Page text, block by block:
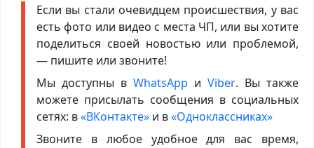
Если вы стали очевидцем происшествия, у вас
есть фото или видео с места ЧП, или вы хотите
поделиться своей новостью или проблемой,
— пишите или звоните!
Мы доступны в WhatsApp иViber. Вы также
можете присылать сообщения в социальных
сетях: в«ВКонтакте»и в«Одноклассниках»
Звоните в любое удобное для вас время,